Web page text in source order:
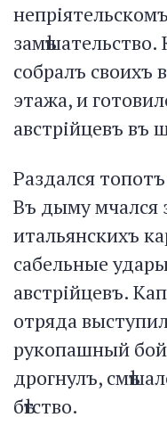
собралъ своихъ
этажа, и
австрійцевъ въ
Раздался
Въ дыму мчался
итальянскихъ
сабельные
австрійцевъ.
отряда
рукопашный
дрогнулъ,
бѣгство.